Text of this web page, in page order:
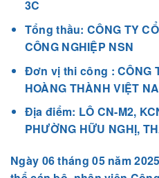
3C
Tổng thầu: CÔNG TY
CÔNG NGHIỆP NSN
Đơn vị thi công : CÔNG
HOÀNG THÀNH VIỆT
Địa điểm: LÔ CN-M2,
PHƯỜNG HỮU NGHỊ,
Ngày 06 tháng 05 năm